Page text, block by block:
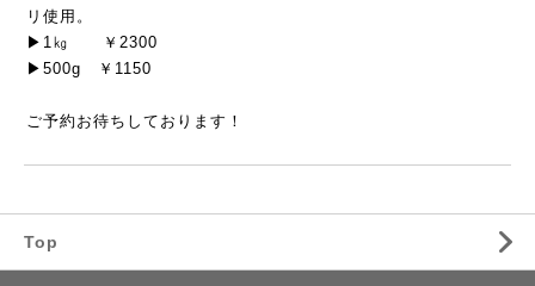
リ使用。
▶1㎏　　￥2300
▶500g　￥1150
ご予約お待ちしております！
Top